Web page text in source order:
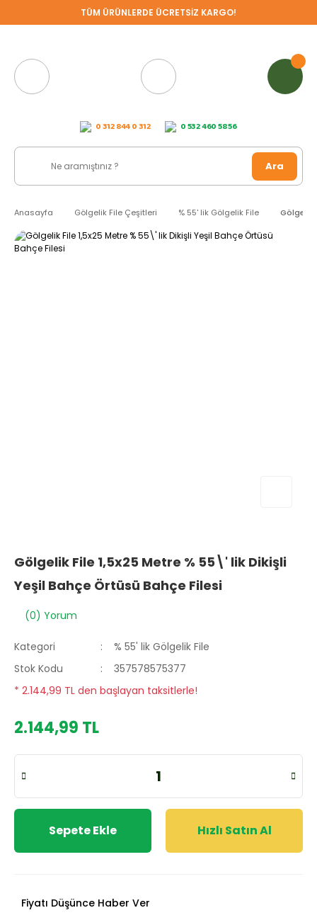
TÜM ÜRÜNLERDE ÜCRETSİZ KARGO!
0 312 844 0 312 0 532 460 58 56
Ara
Anasayfa Gölgelik File Çeşitleri % 55' lik Gölgelik File Gölgelik
Gölgelik File 1,5x25 Metre % 55\' lik Dikişli
Yeşil Bahçe Örtüsü Bahçe Filesi
(0) Yorum
Kategori
% 55' lik Gölgelik File
Stok Kodu
357578575377
* 2.144,99 TL den başlayan taksitlerle!
2.144,99 TL
Sepete Ekle Hızlı Satın Al
Fiyatı Düşünce Haber Ver